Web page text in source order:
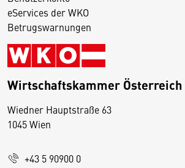
eServices der WKO
Betrugswarnungen
Wirtschaftskammer Österreich
Wiedner Hauptstraße 63
1045 Wien
+43 5 90900 0
D
s